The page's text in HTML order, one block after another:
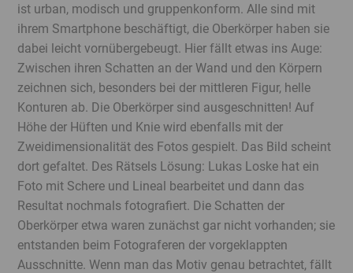
ist urban, modisch und gruppenkonform. Alle sind mit
ihrem Smartphone beschäftigt, die Oberkörper haben sie
dabei leicht vornübergebeugt. Hier fällt etwas ins Auge:
Zwischen ihren Schatten an der Wand und den Körpern
zeichnen sich, besonders bei der mittleren Figur, helle
Konturen ab. Die Oberkörper sind ausgeschnitten! Auf
Höhe der Hüften und Knie wird ebenfalls mit der
Zweidimensionalität des Fotos gespielt. Das Bild scheint
dort gefaltet. Des Rätsels Lösung: Lukas Loske hat ein
Foto mit Schere und Lineal bearbeitet und dann das
Resultat nochmals fotografiert. Die Schatten der
Oberkörper etwa waren zunächst gar nicht vorhanden; sie
entstanden beim Fotograferen der vorgeklappten
Ausschnitte. Wenn man das Motiv genau betrachtet, fällt